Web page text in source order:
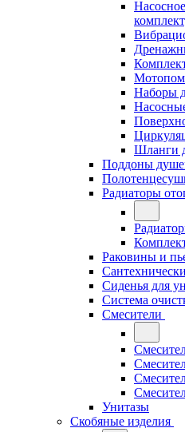
Наборы
Шланги
Поддоны
Радиаторы
Раковины и
Сиденья для
Система
Смесители
Унитазы
Скобяные изделия